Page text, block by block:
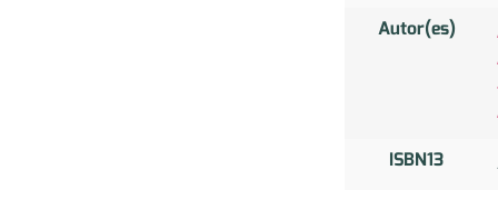
Autor(es)
ISBN13